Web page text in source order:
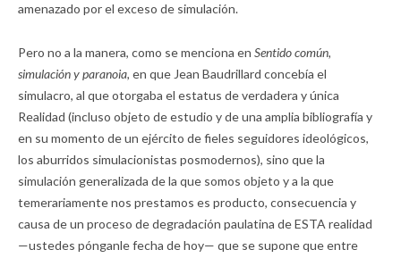
amenazado por el exceso de simulación.
Pero no a la manera, como se menciona en Sentido común,
simulación y paranoia, en que Jean Baudrillard concebía el
simulacro, al que otorgaba el estatus de verdadera y única
Realidad (incluso objeto de estudio y de una amplia bibliografía y
en su momento de un ejército de fieles seguidores ideológicos,
los aburridos simulacionistas posmodernos), sino que la
simulación generalizada de la que somos objeto y a la que
temerariamente nos prestamos es producto, consecuencia y
causa de un proceso de degradación paulatina de ESTA realidad
—ustedes pónganle fecha de hoy— que se supone que entre